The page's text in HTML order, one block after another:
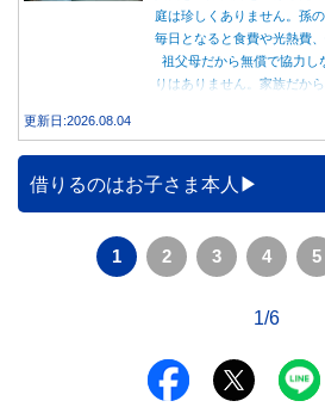
庭は珍しくありません。孫
毎日となると食費や光熱費
祖父母だから無償で協力し
りはありません。家族だか
更新日:2026.08.04
借りるのはお子さま本人
1 2 3 4 5
1/6